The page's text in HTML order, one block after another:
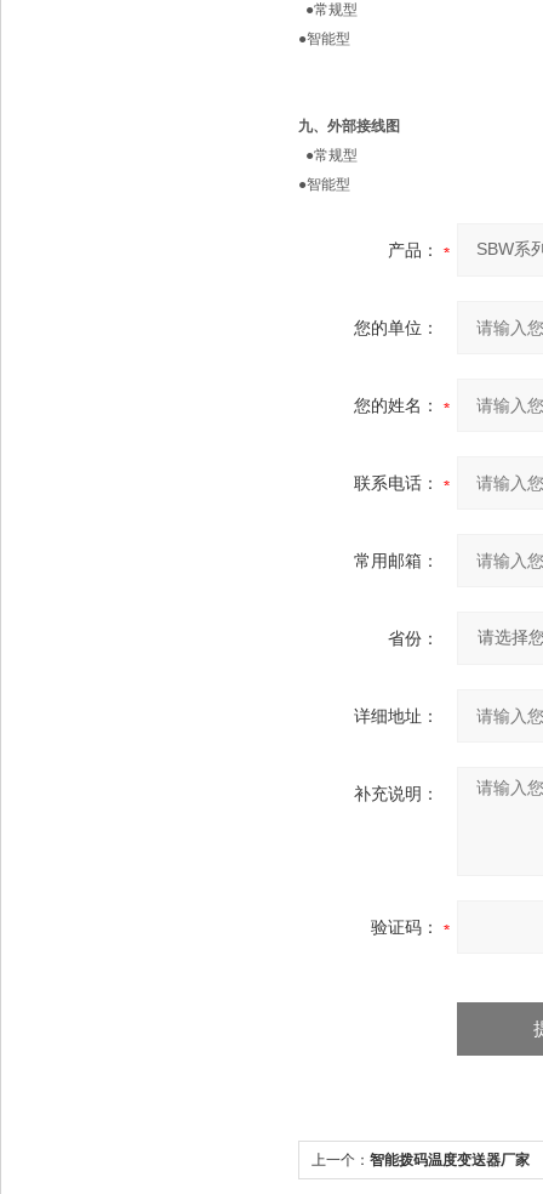
●常规型
●智能型
九、外部接线图
●常规型
●智能型
产品：
您的单位：
您的姓名：
联系电话：
常用邮箱：
省份：
详细地址：
补充说明：
验证码：
上一个： 智能拨码温度变送器厂家